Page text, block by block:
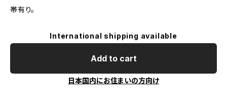
帯有り。
International shipping available
Add to cart
日本国内にお住まいの方向け